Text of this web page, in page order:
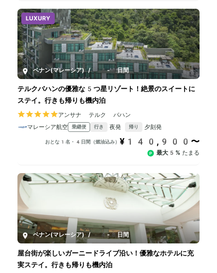
LUXURY
ペナン(マレーシア) / 4-8日間
テルクバハンの優雅な5つ星リゾート！絶景のスイートに
ステイ。行きも帰りも機内泊
アンサナ テルク バハン
マレーシア航空
乗継便 行き 夜発 帰り 夕刻発
おとな1名・4日間（燃油込み） ¥140,900〜
最大5% たまる
ペナン(マレーシア) / 4-8日間
屋台街が楽しいガーニードライブ沿い！優雅なホテルに充
実ステイ。行きも帰りも機内泊